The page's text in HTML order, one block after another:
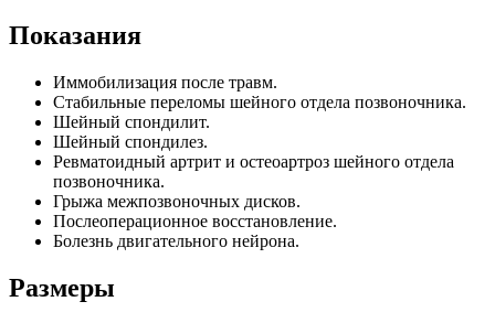
Показания
Иммобилизация после травм.
Стабильные переломы шейного отдела позвоночника.
Шейный спондилит.
Шейный спондилез.
Ревматоидный артрит и остеоартроз шейного отдела
позвоночника.
Грыжа межпозвоночных дисков.
Послеоперационное восстановление.
Болезнь двигательного нейрона.
Размеры